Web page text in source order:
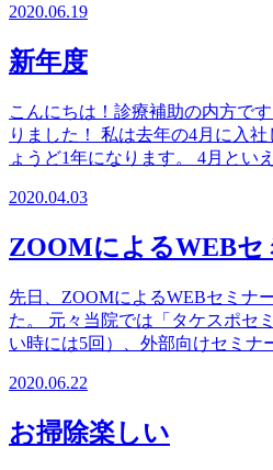
2020.06.19
新年度
こんにちは！診療補助の内方で
りました！ 私は去年の4月に入
ょうど1年になります。 4月と
2020.04.03
ZOOMによるWEBセ
先日、ZOOMによるWEBセミナ
た。 元々当院では「タケスポセ
い時には5回）、外部向けセミ
2020.06.22
お掃除楽しい